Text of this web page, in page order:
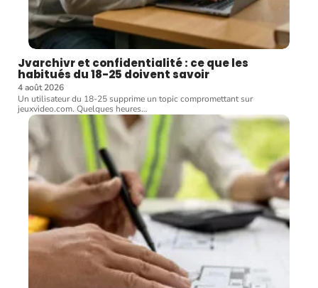
Jvarchivr et confidentialité : ce que les
habitués du 18-25 doivent savoir
4 août 2026
Un utilisateur du 18-25 supprime un topic compromettant sur
jeuxvideo.com. Quelques heures…